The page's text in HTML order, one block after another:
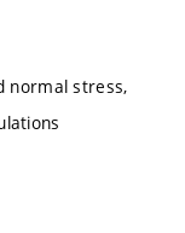
normal stress,